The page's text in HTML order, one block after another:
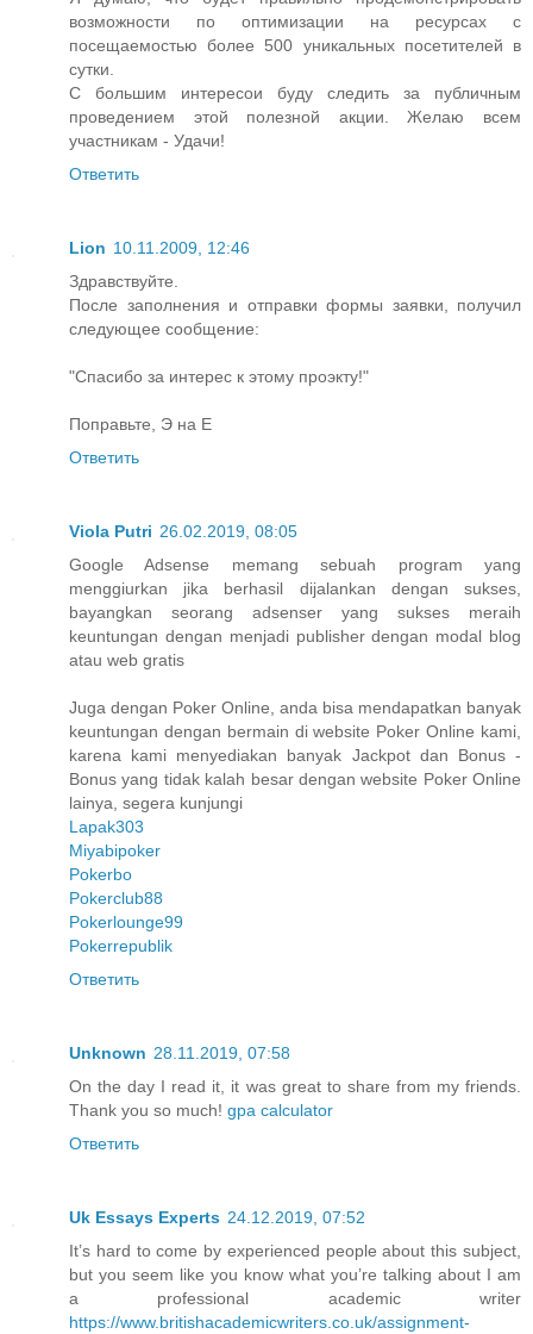
возможности по оптимизации на ресурсах с
посещаемостью более 500 уникальных посетителей в
сутки.
С большим интересои буду следить за публичным
проведением этой полезной акции. Желаю всем
участникам - Удачи!
Ответить
Lion 10.11.2009, 12:46
Здравствуйте.
После заполнения и отправки формы заявки, получил
следующее сообщение:
"Спасибо за интерес к этому проэкту!"
Поправьте, Э на Е
Ответить
Viola Putri 26.02.2019, 08:05
Google Adsense memang sebuah program yang
menggiurkan jika berhasil dijalankan dengan sukses,
bayangkan seorang adsenser yang sukses meraih
keuntungan dengan menjadi publisher dengan modal blog
atau web gratis
Juga dengan Poker Online, anda bisa mendapatkan banyak
keuntungan dengan bermain di website Poker Online kami,
karena kami menyediakan banyak Jackpot dan Bonus -
Bonus yang tidak kalah besar dengan website Poker Online
lainya, segera kunjungi
Lapak303
Miyabipoker
Pokerbo
Pokerclub88
Pokerlounge99
Pokerrepublik
Ответить
Unknown 28.11.2019, 07:58
On the day I read it, it was great to share from my friends.
Thank you so much! gpa calculator
Ответить
Uk Essays Experts 24.12.2019, 07:52
It’s hard to come by experienced people about this subject,
but you seem like you know what you’re talking about I am
a professional academic writer
https://www.britishacademicwriters.co.uk/assignment-